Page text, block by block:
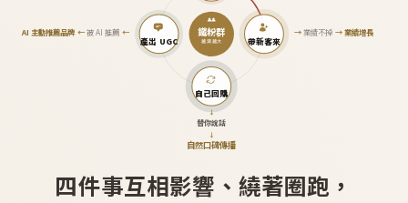
鐵粉群
越滾越大 帶新客來
→業績不掉 →業績增長
自己回購
↓
替你說話
↓
自然口碑傳播
產出 UGC
AI 主動推薦品牌←被 AI 推薦 ←
四件事互相影響、繞著圈跑，